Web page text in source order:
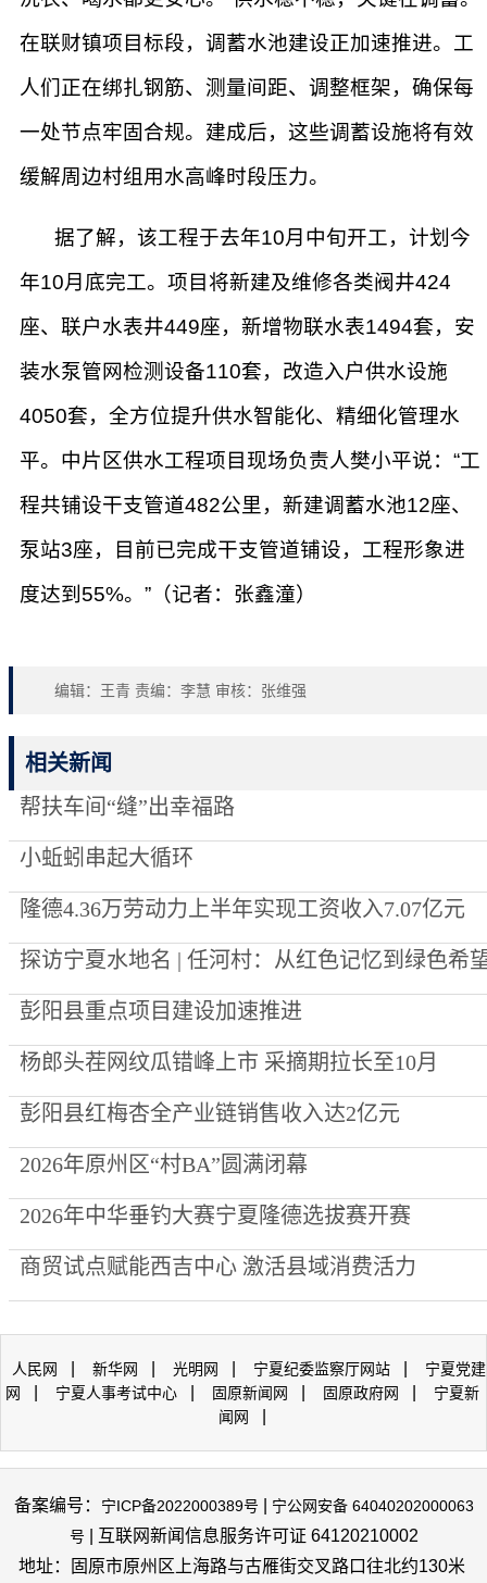
在联财镇项目标段，调蓄水池建设正加速推进。工
人们正在绑扎钢筋、测量间距、调整框架，确保每
一处节点牢固合规。建成后，这些调蓄设施将有效
缓解周边村组用水高峰时段压力。
据了解，该工程于去年10月中旬开工，计划今
年10月底完工。项目将新建及维修各类阀井424
座、联户水表井449座，新增物联水表1494套，安
装水泵管网检测设备110套，改造入户供水设施
4050套，全方位提升供水智能化、精细化管理水
平。中片区供水工程项目现场负责人樊小平说：“工
程共铺设干支管道482公里，新建调蓄水池12座、
泵站3座，目前已完成干支管道铺设，工程形象进
度达到55%。”（记者：张鑫潼）
编辑：王青 责编：李慧 审核：张维强
相关新闻
帮扶车间“缝”出幸福路
小蚯蚓串起大循环
隆德4.36万劳动力上半年实现工资收入7.07亿元
探访宁夏水地名 | 任河村：从红色记忆到绿色希
彭阳县重点项目建设加速推进
杨郎头茬网纹瓜错峰上市 采摘期拉长至10月
彭阳县红梅杏全产业链销售收入达2亿元
2026年原州区“村BA”圆满闭幕
2026年中华垂钓大赛宁夏隆德选拔赛开赛
商贸试点赋能西吉中心 激活县域消费活力
人民网 新华网 光明网 宁夏纪委监察厅网站
宁夏党建
网
宁夏人事考试中心 固原新闻网 固原政府网
宁夏新
闻网
备案编号： 宁ICP备2022000389号
宁公网安备 64040202000063
号 | 互联网新闻信息服务许可证 64120210002
地址：固原市原州区上海路与古雁街交叉路口往北约130米